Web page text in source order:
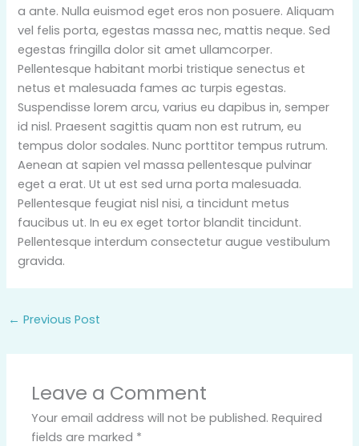
a ante. Nulla euismod eget eros non posuere. Aliquam
vel felis porta, egestas massa nec, mattis neque. Sed
egestas fringilla dolor sit amet ullamcorper.
Pellentesque habitant morbi tristique senectus et
netus et malesuada fames ac turpis egestas.
Suspendisse lorem arcu, varius eu dapibus in, semper
id nisl. Praesent sagittis quam non est rutrum, eu
tempus dolor sodales. Nunc porttitor tempus rutrum.
Aenean at sapien vel massa pellentesque pulvinar
eget a erat. Ut ut est sed urna porta malesuada.
Pellentesque feugiat nisl nisi, a tincidunt metus
faucibus ut. In eu ex eget tortor blandit tincidunt.
Pellentesque interdum consectetur augue vestibulum
gravida.
← Previous Post
Leave a Comment
Your email address will not be published. Required
fields are marked *